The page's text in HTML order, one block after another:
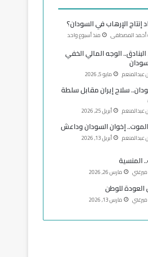
T
u
b
e
ق
ر
ا
م
إنتاج الإرهاب في السودان؟
أحمد المصطفى منذ أسبوع واحد
الوجه المالي الخفي
عبدالمنعم مايو 5, 2026
سلاح إيران مقابل سلطة
عبدالمنعم أبريل 25, 2026
إخوان السودان وداعش
عبدالمنعم أبريل 13, 2026
المنسية
مارس 26, 2026
للوطن
مارس 13, 2026